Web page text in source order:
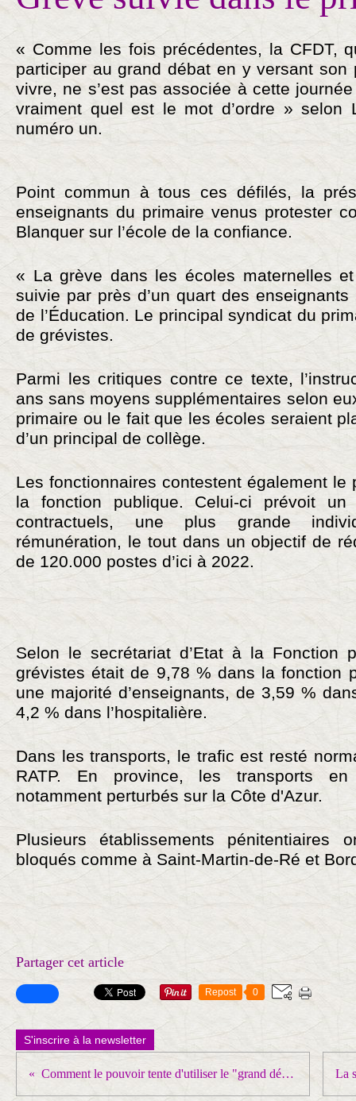
« Comme les fois précédentes, la CFDT,
participer au grand débat en y versant son
vivre, ne s’est pas associée à cette
vraiment quel est le mot d’ordre » selon
numéro un.
Point commun à tous ces défilés, la
enseignants du primaire venus protester
Blanquer sur l’école de la confiance.
« La grève dans les écoles maternelles
suivie par près d’un quart des
de l’Éducation. Le principal syndicat du
de grévistes.
Parmi les critiques contre ce texte,
ans sans moyens supplémentaires selon
primaire ou le fait que les écoles seraient
d’un principal de collège.
Les fonctionnaires contestent également le
la fonction publique. Celui-ci prévoit
contractuels, une plus grande
rémunération, le tout dans un objectif de
de 120.000 postes d’ici à 2022.
Selon le secrétariat d’Etat à la Fonction
grévistes était de 9,78 % dans la fonction
une majorité d’enseignants, de 3,59 %
4,2 % dans l’hospitalière.
Dans les transports, le trafic est resté
RATP. En province, les transports
notamment perturbés sur la Côte d'Azur.
Plusieurs établissements pénitentiaires
bloqués comme à Saint-Martin-de-Ré et
Partager cet article
Repost 0
S'inscrire à la newsletter
Comment le pouvoir tente d'utiliser le "grand débat" pour renier ses engagements de campagne !